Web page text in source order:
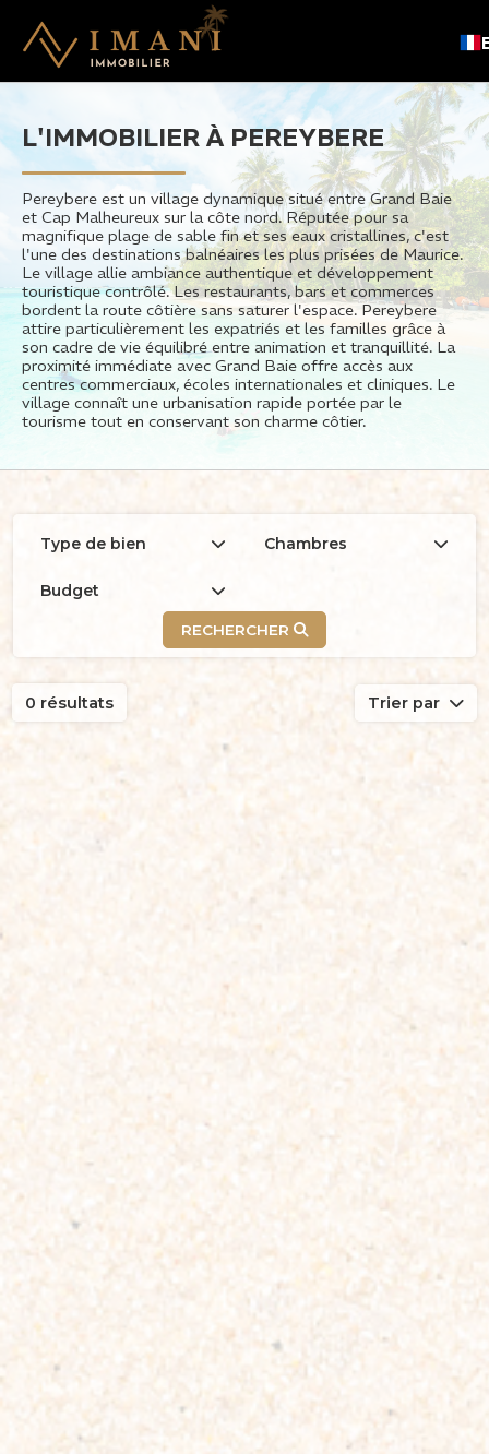
L'IMMOBILIER À PEREYBERE
Pereybere est un village dynamique situé entre Grand Baie
et Cap Malheureux sur la côte nord. Réputée pour sa
magnifique plage de sable fin et ses eaux cristallines, c'est
l'une des destinations balnéaires les plus prisées de Maurice.
Le village allie ambiance authentique et développement
touristique contrôlé. Les restaurants, bars et commerces
bordent la route côtière sans saturer l'espace. Pereybere
attire particulièrement les expatriés et les familles grâce à
son cadre de vie équilibré entre animation et tranquillité. La
proximité immédiate avec Grand Baie offre accès aux
centres commerciaux, écoles internationales et cliniques. Le
village connaît une urbanisation rapide portée par le
tourisme tout en conservant son charme côtier.
Type de bien Chambres
Budget
RECHERCHER
0 résultats Trier par